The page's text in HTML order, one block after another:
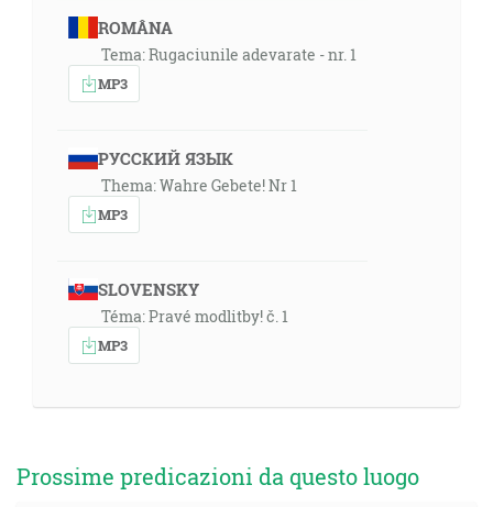
ROMÂNA
Tema: Rugaciunile adevarate - nr. 1
MP3
РУССКИЙ ЯЗЫК
Thema: Wahre Gebete! Nr 1
MP3
SLOVENSKY
Téma: Pravé modlitby! č. 1
MP3
Prossime predicazioni da questo luogo